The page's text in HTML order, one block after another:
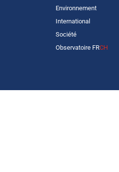
Environnement
International
Société
Observatoire FRCH